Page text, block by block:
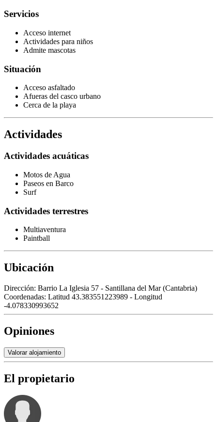
Servicios
Acceso internet
Actividades para niños
Admite mascotas
Situación
Acceso asfaltado
Afueras del casco urbano
Cerca de la playa
Actividades
Actividades acuáticas
Motos de Agua
Paseos en Barco
Surf
Actividades terrestres
Multiaventura
Paintball
Ubicación
Dirección: Barrio La Iglesia 57 - Santillana del Mar (Cantabria)
Coordenadas: Latitud 43.383551223989 - Longitud
-4.078330993652
Opiniones
Valorar alojamiento
El propietario